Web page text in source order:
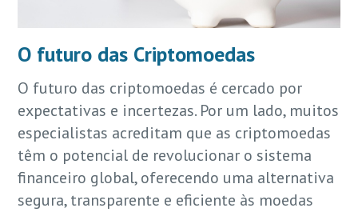
O futuro das Criptomoedas
O futuro das criptomoedas é cercado por
expectativas e incertezas. Por um lado, muitos
especialistas acreditam que as criptomoedas
têm o potencial de revolucionar o sistema
financeiro global, oferecendo uma alternativa
segura, transparente e eficiente às moedas